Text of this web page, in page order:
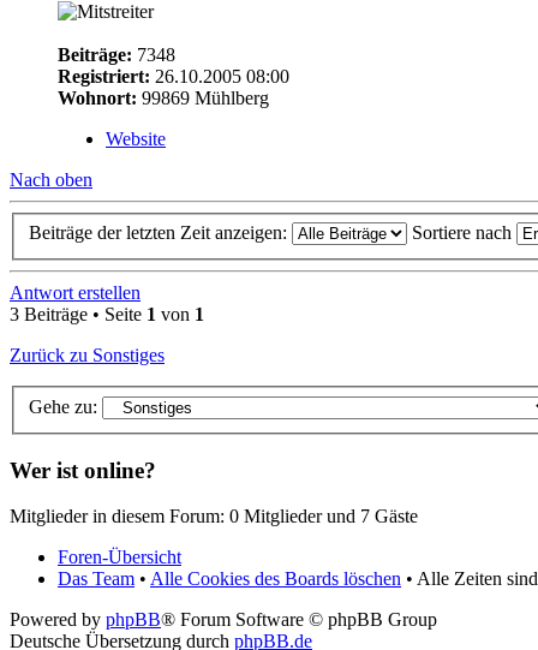
Beiträge: 7348
Registriert: 26.10.2005 08:00
Wohnort: 99869 Mühlberg
Website
Nach oben
Beiträge der letzten Zeit anzeigen: Sortiere nach
Antwort erstellen
3 Beiträge • Seite 1 von 1
Zurück zu Sonstiges
Gehe zu:
Wer ist online?
Mitglieder in diesem Forum: 0 Mitglieder und 7 Gäste
Foren-Übersicht
Das Team • Alle Cookies des Boards löschen • Alle Zeiten
Powered by phpBB® Forum Software © phpBB Group
Deutsche Übersetzung durch phpBB.de